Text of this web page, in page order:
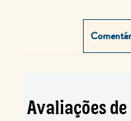
Avaliações